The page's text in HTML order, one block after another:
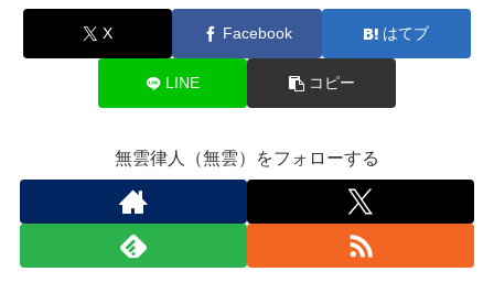
X Facebook はてブ
LINE コピー
無雲律人（無雲）をフォローする